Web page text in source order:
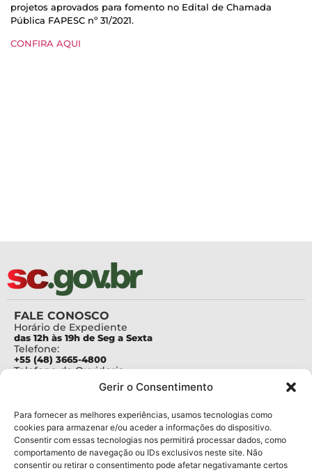
Gerir o Consentimento
Para fornecer as melhores experiências, usamos tecnologias como
cookies para armazenar e/ou aceder a informações do dispositivo.
Consentir com essas tecnologias nos permitirá processar dados, como
comportamento de navegação ou IDs exclusivos neste site. Não
consentir ou retirar o consentimento pode afetar negativamante certos
projetos aprovados para fomento no Edital de Chamada
Pública FAPESC nº 31/2021.
CONFIRA AQUI
FALE CONOSCO
Horário de Expediente
das 12h às 19h de Seg a Sexta
Telefone:
+55 (48) 3665-4800
Telefone da Ouvidoria
Para assuntos relacionados à Pesquisa
pesquisa@fapesc.sc.gov.br
Para assuntos relacionados à Inovação
inovacao@fapesc.sc.gov.br
Para assuntos relacionados à Bolsas
bolsas@fapesc.sc.gov.br